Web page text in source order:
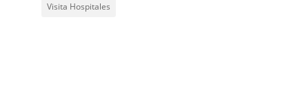
Visita Hospitales